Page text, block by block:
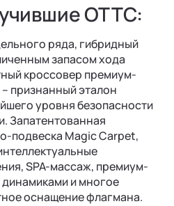
местный кроссовер
9 650 000 ₽
ОТТС:
ряда, гибридный
запасом хода
кроссовер премиум-
признанный эталон
уровня безопасности
Запатентованная
подвеска Magic Carpet,
SPA-массаж, премиум-
динамиками и многое
оснащение флагмана.